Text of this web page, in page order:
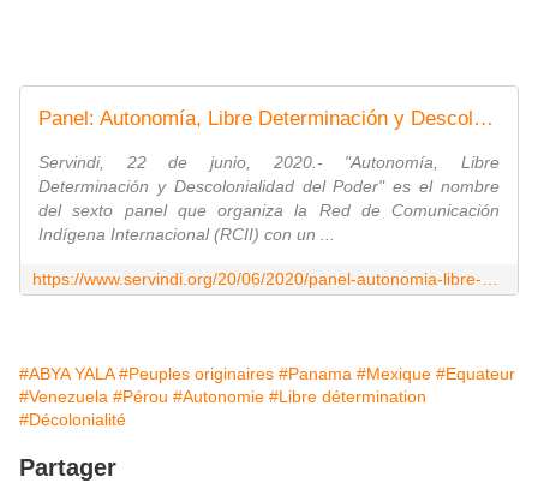
Panel: Autonomía, Libre Determinación y Descolonialidad del Poder
Servindi, 22 de junio, 2020.- "Autonomía, Libre
Determinación y Descolonialidad del Poder" es el nombre
del sexto panel que organiza la Red de Comunicación
Indígena Internacional (RCII) con un ...
#ABYA YALA #Peuples originaires #Panama #Mexique #Equateur
#Venezuela #Pérou #Autonomie #Libre détermination
#Décolonialité
Partager